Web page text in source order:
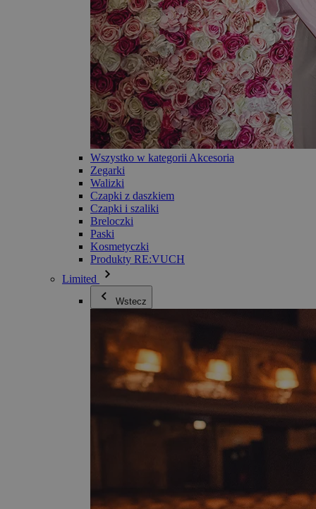
Wszystko w kategorii Akcesoria
Zegarki
Walizki
Czapki z daszkiem
Czapki i szaliki
Breloczki
Paski
Kosmetyczki
Produkty RE:VUCH
Limited
Wstecz